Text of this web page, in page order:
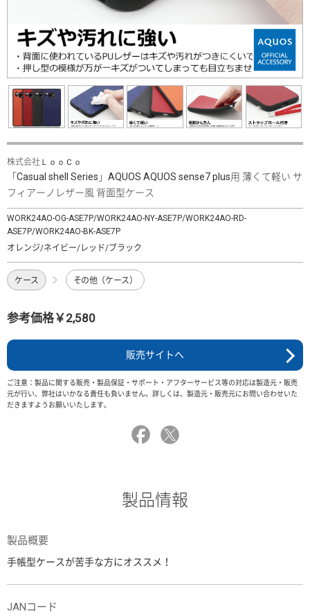
株式会社ＬｏｏＣｏ
「Casual shell Series」AQUOS AQUOS sense7 plus用 薄くて軽い サ
フィアーノレザー風 背面型ケース
WORK24AO-OG-ASE7P/WORK24AO-NY-ASE7P/WORK24AO-RD-
ASE7P/WORK24AO-BK-ASE7P
オレンジ/ネイビー/レッド/ブラック
ケース その他（ケース）
参考価格￥2,580
販売サイトへ
ご注意：製品に関する販売・製品保証・サポート・アフターサービス等の対応は製造元・販売
元が行い、弊社はいかなる責任も負いません。詳しくは、製造元・販売元にお問い合わせいた
だきますようお願いいたします。
製品情報
製品概要
手帳型ケースが苦手な方にオススメ！
JANコード